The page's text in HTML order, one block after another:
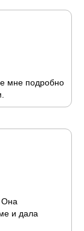
мне подробно
Она
и дала